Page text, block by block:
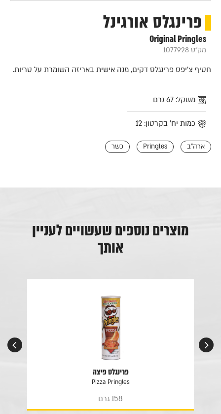
פרינגלס אורגינל
Original Pringles
מק"ט 1077928
חטיף צ'יפס פרינגלס דקים, מנה אישית באריזה השומרת על טריות.
משקל: 67 גרם
כמות יח' בקרטון: 12
ארה"ב Pringles כשר
מוצרים נוספים שעשויים לעניין
אותך
פרינגלס פיצה
Pizza Pringles
158 גרם